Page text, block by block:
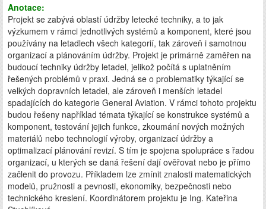
Anotace:
Projekt se zabývá oblastí údržby letecké techniky, a to jak
výzkumem v rámci jednotlivých systémů a komponent, které jsou
používány na letadlech všech kategorií, tak zároveň i samotnou
organizací a plánováním údržby. Projekt je primárně zaměřen na
budoucí techniky údržby letadel, jelikož počítá s uplatněním
řešených problémů v praxi. Jedná se o problematiky týkající se
velkých dopravních letadel, ale zároveň i menších letadel
spadajících do kategorie General Aviation. V rámci tohoto projektu
budou řešeny například témata týkající se konstrukce systémů a
komponent, testování jejich funkce, zkoumání nových možných
materiálů nebo technologií výroby, organizací údržby a
optimalizací plánování revizí. S tím je spojena spolupráce s řadou
organizací, u kterých se daná řešení dají ověřovat nebo je přímo
začlenit do provozu. Příkladem lze zmínit znalosti matematických
modelů, pružnosti a pevnosti, ekonomiky, bezpečnosti nebo
technického kreslení. Koordinátorem projektu je Ing. Kateřina